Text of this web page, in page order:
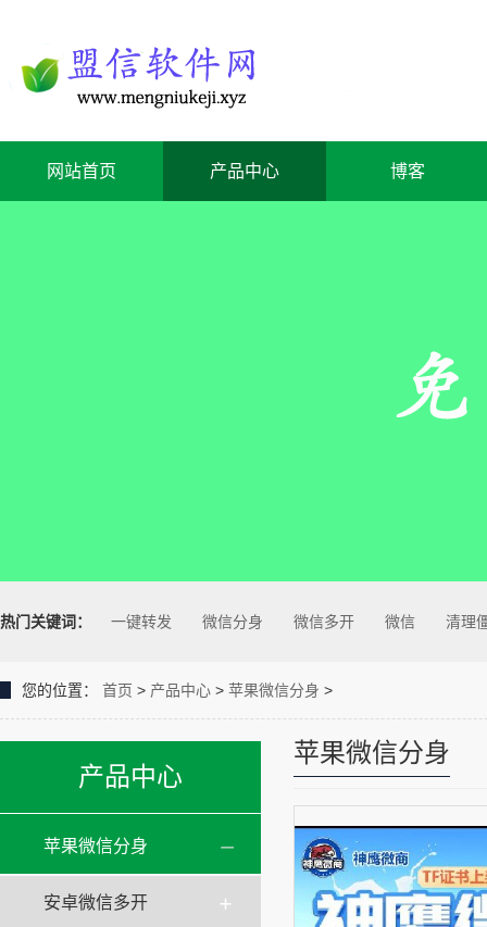
网站首页 产品中心 博客
热门关键词： 一键转发 微信分身 微信多开 微信 清理
您的位置： 首页 > 产品中心 > 苹果微信分身 >
产品中心
苹果微信分身
安卓微信多开
苹果微信分身